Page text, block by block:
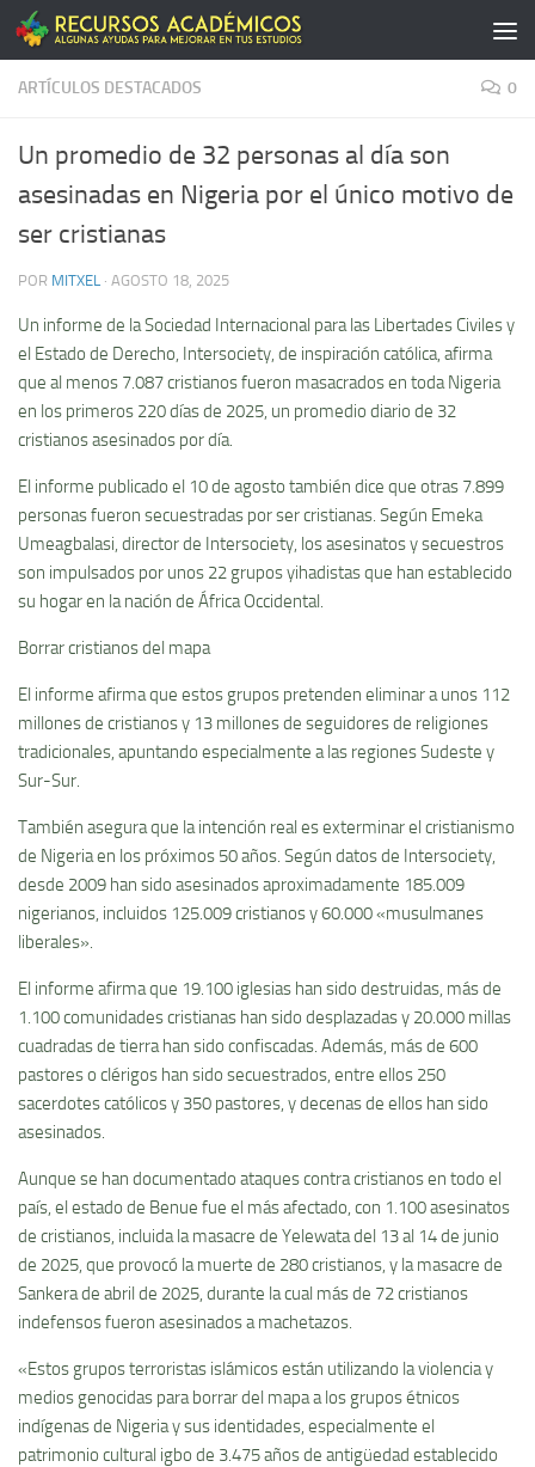
Saltar al contenido
ARTÍCULOS DESTACADOS 0
Un promedio de 32 personas al día son
asesinadas en Nigeria por el único motivo de
ser cristianas
POR MITXEL · AGOSTO 18, 2025
Un informe de la Sociedad Internacional para las Libertades Civiles y
el Estado de Derecho, Intersociety, de inspiración católica, afirma
que al menos 7.087 cristianos fueron masacrados en toda Nigeria
en los primeros 220 días de 2025, un promedio diario de 32
cristianos asesinados por día.
El informe publicado el 10 de agosto también dice que otras 7.899
personas fueron secuestradas por ser cristianas. Según Emeka
Umeagbalasi, director de Intersociety, los asesinatos y secuestros
son impulsados por unos 22 grupos yihadistas que han establecido
su hogar en la nación de África Occidental.
Borrar cristianos del mapa
El informe afirma que estos grupos pretenden eliminar a unos 112
millones de cristianos y 13 millones de seguidores de religiones
tradicionales, apuntando especialmente a las regiones Sudeste y
Sur-Sur.
También asegura que la intención real es exterminar el cristianismo
de Nigeria en los próximos 50 años. Según datos de Intersociety,
desde 2009 han sido asesinados aproximadamente 185.009
nigerianos, incluidos 125.009 cristianos y 60.000 «musulmanes
liberales».
El informe afirma que 19.100 iglesias han sido destruidas, más de
1.100 comunidades cristianas han sido desplazadas y 20.000 millas
cuadradas de tierra han sido confiscadas. Además, más de 600
pastores o clérigos han sido secuestrados, entre ellos 250
sacerdotes católicos y 350 pastores, y decenas de ellos han sido
asesinados.
Aunque se han documentado ataques contra cristianos en todo el
país, el estado de Benue fue el más afectado, con 1.100 asesinatos
de cristianos, incluida la masacre de Yelewata del 13 al 14 de junio
de 2025, que provocó la muerte de 280 cristianos, y la masacre de
Sankera de abril de 2025, durante la cual más de 72 cristianos
indefensos fueron asesinados a machetazos.
«Estos grupos terroristas islámicos están utilizando la violencia y
medios genocidas para borrar del mapa a los grupos étnicos
indígenas de Nigeria y sus identidades, especialmente el
patrimonio cultural igbo de 3.475 años de antigüedad establecido